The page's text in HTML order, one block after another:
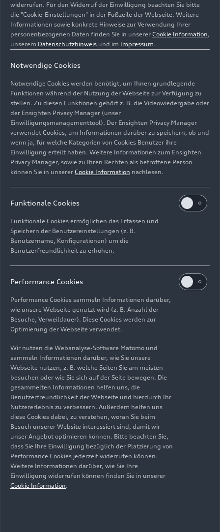
Auch das Konzert mit Stargeigerin Midori und
dem Deutschen Symphonie-Orchester Berlin
erhielt beste Kritiken in der Medienlandschaft.
Eröffnungskonzert der Audi Sommerkonzerte
Stargeigerin Anne-Sophie
Mutter begeistert rund
1.400 Gäste
Der Ansturm auf die Tickets für den Auftritt eines
Weltstars der Klassikszene war riesig: Schon nach
wenigen Tagen war etwa das Konzert von Anne-
Sophie Mutter mit dem Royal Philharmonic
Orchestra restlos ausverkauft. Die Stargeigerin
begeisterte die rund 1.400 Besucherinnen und
Besucher im Festsaal Ingolstadt mit dem für sie
komponierten zweiten Violinkonzert des
Eine ausgelassene Atmosphäre herrschte am
zweiten Festivalwochenende bei den beliebten
Klassik-Open-Air-Konzerten unter freiem
Himmel. An zwei lauen Sommerabenden bei
rund 8.000 Gäste erstklassige Konzerte im
Klenzepark.
Viel Zuspruch bei
Angeboten für junge
Menschen
Mit speziellen Angeboten für Kinder und
Jugendliche eröffnet Audi traditionell auch den
Kleinsten den Zugang zu klassischer Musik. Beim
Familienkonzert am 6. Juli präsentierte das
widerrufen. Für den Widerruf der Einwilligung beachten Sie bitte
die "Cookie-Einstellungen" in der Fußzeile der Webseite. Weitere
Informationen sowie konkrete Hinweise zur Verwendung Ihrer
personenbezogenen Daten finden Sie in unserer Cookie Information,
unserem Datenschutzhinweis und im Impressum.
Notwendige Cookies
Notwendige Cookies werden benötigt, um Ihnen grundlegende
Funktionen während der Nutzung der Webseite zur Verfügung zu
stellen. Zu diesen Funktionen gehört z. B. die Videowiedergabe oder
der Ensighten Privacy Manager (unser
Einwilligungsmanagementtool). Der Ensighten Privacy Manager
verwendet Cookies, um Informationen darüber zu speichern, ob und
wenn ja, für welche Kategorien von Cookies Benutzer ihre
Einwilligung erteilt haben. Weitere Informationen zum Ensighten
Privacy Manager, sowie zu Ihren Rechten als betroffene Person
können Sie in unserer Cookie Information nachlesen.
Funktionale Cookies
Funktionale Cookies ermöglichen das Erfassen und
Speichern der Benutzereinstellungen (z. B.
Benutzername, Konfigurationen) um die
Benutzerfreundlichkeit zu erhöhen.
Performance Cookies
Performance Cookies sammeln Informationen darüber,
wie unsere Webseite genutzt wird (z. B. Anzahl der
Besuche, Verweildauer). Diese Cookies werden zur
Optimierung der Webseite verwendet.
Wir nutzen die Webanalyse-Software Matomo und
sammeln Informationen darüber, wie Sie unsere
Webseite nutzen, z. B. welche Seiten Sie am meisten
besuchen oder wie Sie sich auf der Seite bewegen. Die
gesammelten Informationen helfen uns, die
Benutzerfreundlichkeit der Webseite und hierdurch Ihr
Nutzererlebnis zu verbessern. Außerdem helfen uns
diese Cookies dabei, zu verstehen, woran Sie beim
Besuch unserer Website interessiert sind, damit wir
unser Angebot optimieren können. Bitte beachten Sie,
dass Sie Ihre Einwilligung bezüglich der Platzierung von
Performance Cookies jederzeit widerrufen können.
Weitere Informationen darüber, wie Sie Ihre
Einwilligung widerrufen können finden Sie in unserer
Cookie Information.